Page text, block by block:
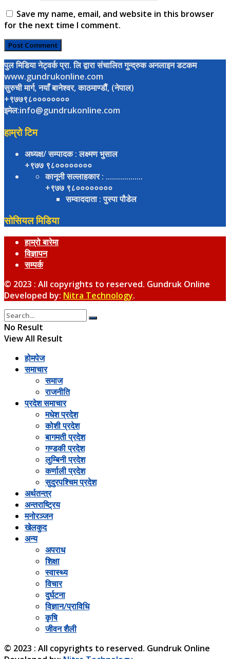
Save my name, email, and website in this browser
for the next time I comment.
पुल मिडिया नेट्वर्क प्रा. लि द्वारा संचालित गुन्द्रुक अनलाइन डटकम
www.gundrukonline.com
सुरुची मार्ग, नयाँ बानेश्वर, काठमाण्डौैं, (नेपाल)
+९७७९८००००००००
इमेल:info@gundrukonline.com
हाम्रो टिम
अध्यक्ष/ सम्पादक: लक्ष्मण भुसाल
+९७७ ९८००००००००
कानूनी सल्लाहकार: ..................
+९७७ ९८००००००००
सम्वाददाता: पुस्पा पौडेल
सोसियल मिडिया
हाम्रो बारेमा
विज्ञापन
सम्पर्क
© 2023 : All copyrights to reserved. Gundruk Online
Developed by: Nitra Technology.
No Result
View All Result
होमपेज
समाचार
समाज
राजनीति
प्रदेश समाचार
मधेश प्रदेश
कोशी प्रदेश
बागमती प्रदेश
गण्डकी प्रदेश
लुम्बिनी प्रदेश
कर्णाली प्रदेश
सुदुरपश्चिम प्रदेश
अर्थतन्त्र
अन्तराष्ट्रिय
मनोरञ्जन
खेलकुद
अन्य
अपराध
शिक्षा
स्वास्थ्य
विचार
दुर्घटना
विज्ञान/प्राविधि
कृषि
जीवन शैली
© 2023 : All copyrights to reserved. Gundruk Online